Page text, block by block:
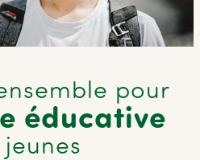
pour
éducative